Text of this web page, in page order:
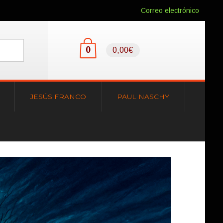
Correo electrónico
0 0,00€
JESÚS FRANCO PAUL NASCHY